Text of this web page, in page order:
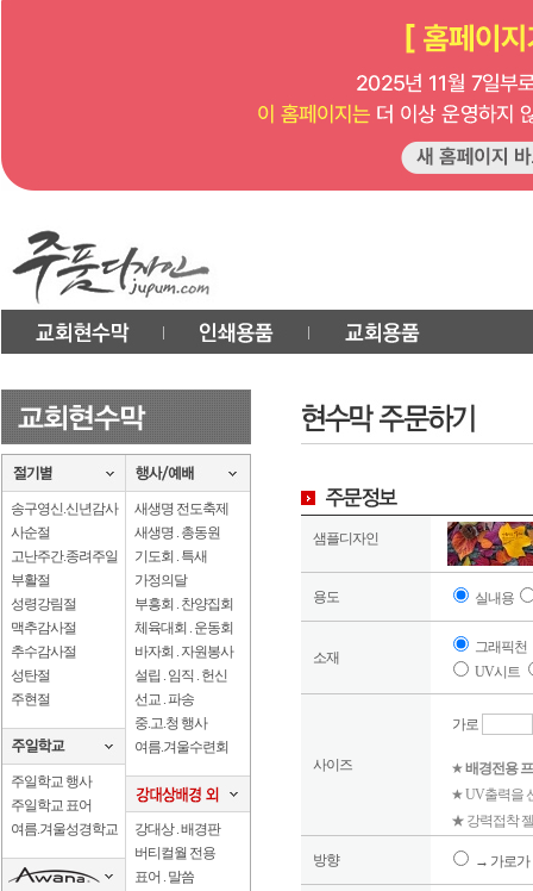
송구영신.신년감사
사순절
고난주간.종려주일
부활절
성령강림절
맥추감사절
추수감사절
성탄절
주현절
주일학교 행사
주일학교 표어
여름.겨울성경학교
새생명 전도축제
새생명 . 총동원
기도회 . 특새
가정의달
부흥회 . 찬양집회
체육대회 . 운동회
바자회 . 자원봉사
설립 . 임직 . 헌신
선교 . 파송
중.고.청 행사
여름.겨울수련회
강대상 . 배경판
버티컬월 전용
표어 . 말씀
샘플디자인
용도 실내용
소재
그래픽천
UV시트
사이즈
가로
★배경전용
★ UV출력을
★ 강력접착
방향 → 가로가